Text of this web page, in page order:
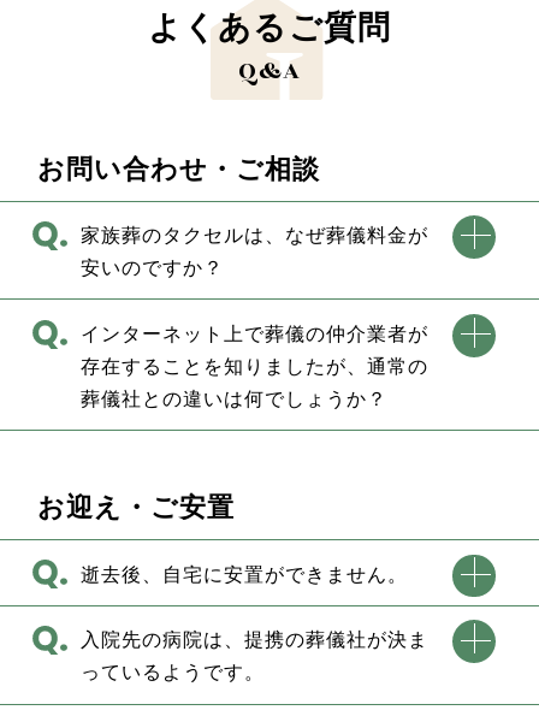
よくあるご質問
Q&A
お問い合わせ・ご相談
家族葬のタクセルは、なぜ葬儀料金が
安いのですか？
インターネット上で葬儀の仲介業者が
存在することを知りましたが、通常の
葬儀社との違いは何でしょうか？
お迎え・ご安置
逝去後、自宅に安置ができません。
入院先の病院は、提携の葬儀社が決ま
っているようです。